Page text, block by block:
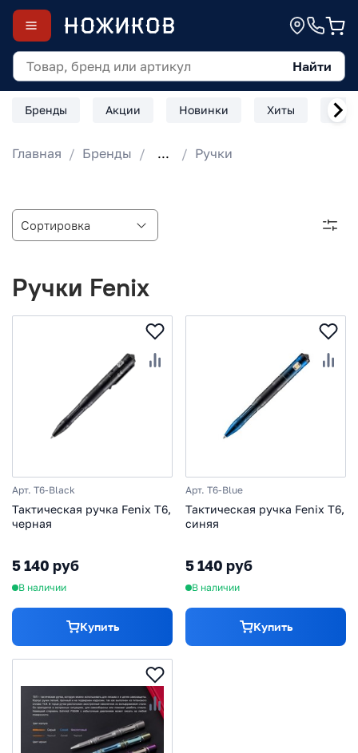
Найти
Бренды Акции Новинки Хиты
Главная Бренды ... Ручки
Ручки Fenix
Арт. T6-Black
Тактическая ручка Fenix T6,
черная
5 140 руб
В наличии
Купить
Арт. T6-Blue
Тактическая ручка Fenix T6,
синяя
5 140 руб
В наличии
Купить